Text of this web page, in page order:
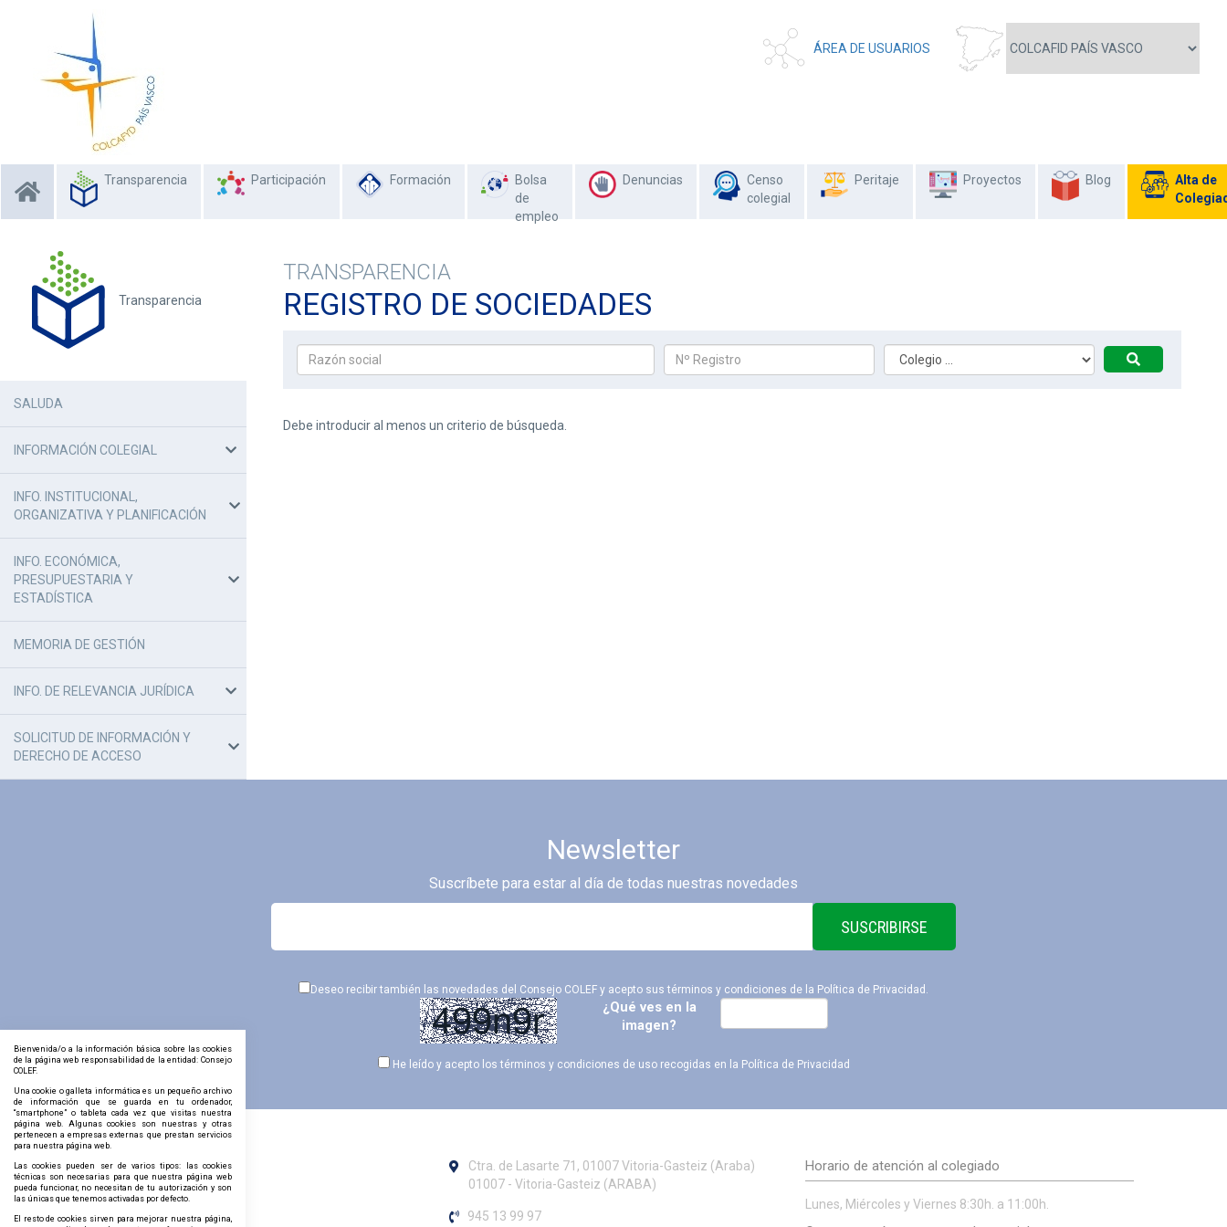
ÁREA DE USUARIOS
Transparencia Participación Formación
Bolsa
de
empleo
Denuncias
Censo
colegial
Peritaje Proyectos Blog
Alta de
Transparencia
SALUDA
INFORMACIÓN COLEGIAL
INFO. INSTITUCIONAL,
ORGANIZATIVA Y PLANIFICACIÓN
INFO. ECONÓMICA,
PRESUPUESTARIA Y
ESTADÍSTICA
MEMORIA DE GESTIÓN
INFO. DE RELEVANCIA JURÍDICA
SOLICITUD DE INFORMACIÓN Y
DERECHO DE ACCESO
TRANSPARENCIA
REGISTRO DE SOCIEDADES
Debe introducir al menos un criterio de búsqueda.
Newsletter
Suscríbete para estar al día de todas nuestras novedades
SUSCRIBIRSE
Deseo recibir también las novedades del Consejo COLEF y acepto sus términos y condiciones de la Política de Privacidad .
¿Qué ves en la
imagen?
He leído y acepto los términos y condiciones de uso recogidas en la Política de Privacidad
Ctra. de Lasarte 71, 01007 Vitoria-Gasteiz (Araba)
01007 - Vitoria-Gasteiz (ARABA)
945 13 99 97
Horario de atención al colegiado
Lunes, Miércoles y Viernes 8:30h. a 11:00h.
Bienvenida/o a la información básica sobre las cookies
de la página web responsabilidad de la entidad: Consejo
COLEF.
Una cookie o galleta informática es un pequeño archivo
de información que se guarda en tu ordenador,
“smartphone” o tableta cada vez que visitas nuestra
página web. Algunas cookies son nuestras y otras
pertenecen a empresas externas que prestan servicios
para nuestra página web.
Las cookies pueden ser de varios tipos: las cookies
técnicas son necesarias para que nuestra página web
pueda funcionar, no necesitan de tu autorización y son
las únicas que tenemos activadas por defecto.
El resto de cookies sirven para mejorar nuestra página,